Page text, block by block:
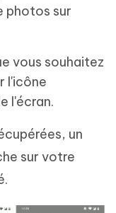
photos sur
vous souhaitez
l'icône
l'écran.
un
sur votre